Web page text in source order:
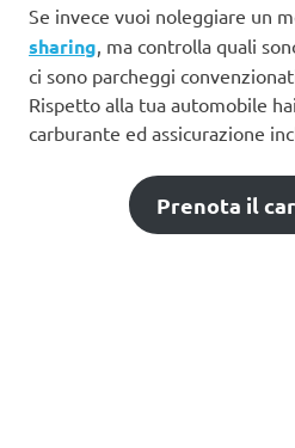
Se invece vuoi noleggiare un
sharing, ma controlla quali
ci sono parcheggi
Rispetto alla tua automobile
carburante ed assicurazione
Prenota il